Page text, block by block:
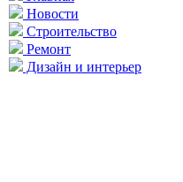
Новости
Строительство
Ремонт
Дизайн и интерьер